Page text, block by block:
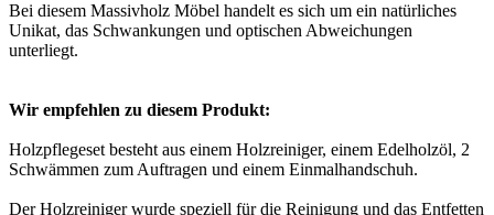
Bei diesem Massivholz Möbel handelt es sich um ein natürliches
Unikat, das Schwankungen und optischen Abweichungen
unterliegt.
Wir empfehlen zu diesem Produkt:
Holzpflegeset besteht aus einem Holzreiniger, einem Edelholzöl, 2
Schwämmen zum Auftragen und einem Einmalhandschuh.
Der Holzreiniger wurde speziell für die Reinigung und das Entfetten